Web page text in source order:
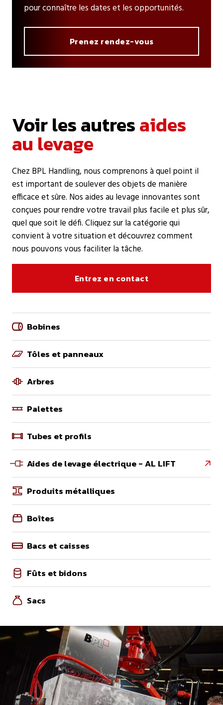
pour connaître les dates et les opportunités.
Prenez rendez-vous
Voir les autresaides
au levage
Chez BPL Handling, nous comprenons à quel point il
est important de soulever des objets de manière
efficace et sûre. Nos aides au levage innovantes sont
conçues pour rendre votre travail plus facile et plus sûr,
quel que soit le défi. Cliquez sur la catégorie qui
convient à votre situation et découvrez comment
nous pouvons vous faciliter la tâche.
Entrez en contact
Bobines
Tôles et panneaux
Arbres
Palettes
Tubes et profils
Aides de levage électrique - AL LIFT 
Produits métalliques
Boîtes
Bacs et caisses
Fûts et bidons
Sacs